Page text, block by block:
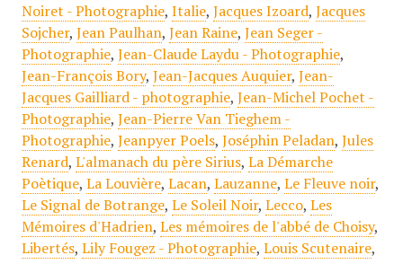
Noiret - Photographie, Italie, Jacques Izoard, Jacques
Sojcher, Jean Paulhan, Jean Raine, Jean Seger -
Photographie, Jean-Claude Laydu - Photographie,
Jean-François Bory, Jean-Jacques Auquier, Jean-
Jacques Gailliard - photographie, Jean-Michel Pochet -
Photographie, Jean-Pierre Van Tieghem -
Photographie, Jeanpyer Poels, Joséphin Peladan, Jules
Renard, L'almanach du père Sirius, La Démarche
Poètique, La Louvière, Lacan, Lauzanne, Le Fleuve noir,
Le Signal de Botrange, Le Soleil Noir, Lecco, Les
Mémoires d'Hadrien, Les mémoires de l'abbé de Choisy,
Libertés, Lily Fougez - Photographie, Louis Scutenaire,